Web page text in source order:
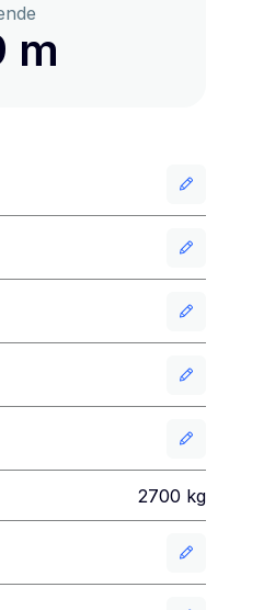
m
2700 kg